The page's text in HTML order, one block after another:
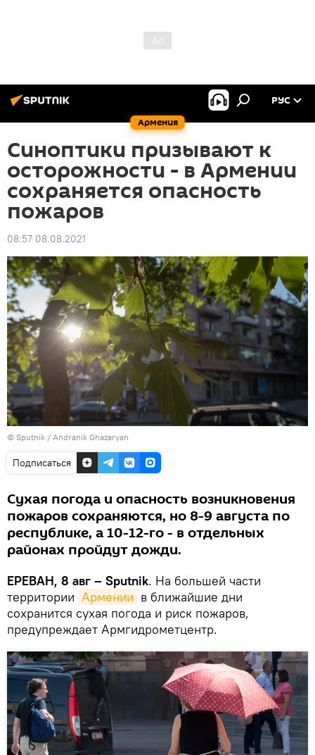
Армения
РУС
Синоптики призывают к
осторожности - в Армении
сохраняется опасность
пожаров
08:57 08.08.2021
© Sputnik / Andranik Ghazaryan
Подписаться
Сухая погода и опасность возникновения
пожаров сохраняются, но 8-9 августа по
республике, а 10-12-го - в отдельных
районах пройдут дожди.
ЕРЕВАН, 8 авг – Sputnik. На большей части
территории Армении в ближайшие дни
сохранится сухая погода и риск пожаров,
предупреждает Армгидрометцентр.